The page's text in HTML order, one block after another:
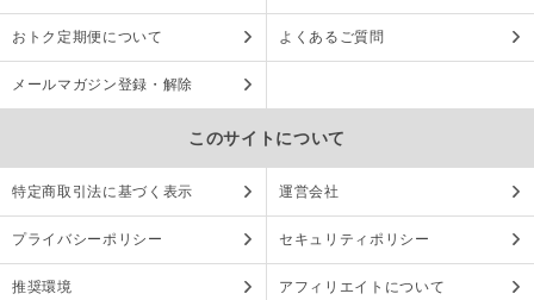
おトク定期便について よくあるご質問
メールマガジン登録・解除
このサイトについて
特定商取引法に基づく表示 運営会社
プライバシーポリシー セキュリティポリシー
推奨環境 アフィリエイトについて